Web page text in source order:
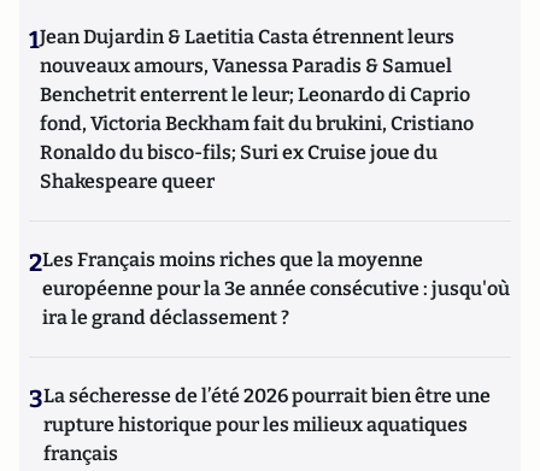
1Jean Dujardin & Laetitia Casta étrennent leurs
nouveaux amours, Vanessa Paradis & Samuel
Benchetrit enterrent le leur; Leonardo di Caprio
fond, Victoria Beckham fait du brukini, Cristiano
Ronaldo du bisco-fils; Suri ex Cruise joue du
Shakespeare queer
2Les Français moins riches que la moyenne
européenne pour la 3e année consécutive : jusqu'où
ira le grand déclassement ?
3La sécheresse de l’été 2026 pourrait bien être une
rupture historique pour les milieux aquatiques
français